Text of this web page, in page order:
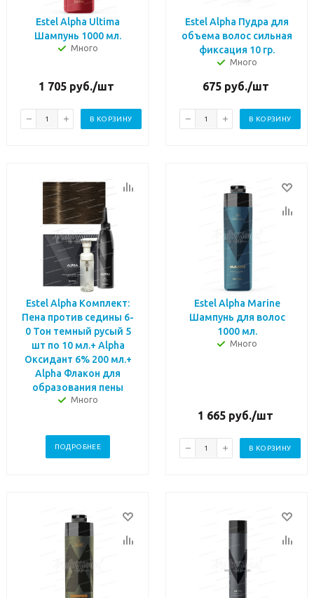
Estel Alpha Ultima
Шампунь 1000 мл.
Много
1 705 руб./шт
В КОРЗИНУ
Estel Alpha Пудра для
объема волос сильная
фиксация 10 гр.
Много
675руб./шт
В КОРЗИНУ
Estel Alpha Комплект:
Пена против седины 6-
0 Тон темный русый 5
шт по 10 мл.+ Alpha
Оксидант 6% 200 мл.+
Alpha Флакон для
образования пены
Много
ПОДРОБНЕЕ
Estel Alpha Marine
Шампунь для волос
1000 мл.
Много
1 665 руб./шт
В КОРЗИНУ